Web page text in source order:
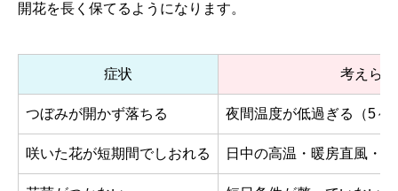
開花を長く保てるようになります。
症状 考えら
つぼみが開かず落ちる 夜間温度が低過ぎる（5
咲いた花が短期間でしおれる 日中の高温・暖房直風・